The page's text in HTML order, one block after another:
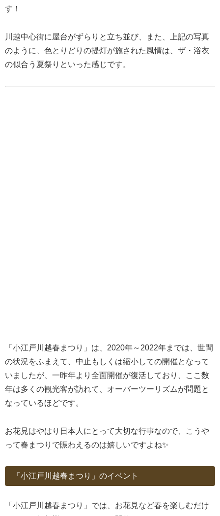
す！
川越中心街に屋台がずらりと立ち並び、また、上記の写真
のように、色とりどりの提灯が施された風情は、ザ・浴衣
の似合う夏祭りといった感じです。
「小江戸川越春まつり」は、2020年～2022年までは、世間
の状況をふまえて、中止もしくは縮小しての開催となって
いましたが、一昨年より全面開催が復活しており、ここ数
年は多くの観光客が訪れて、オーバーツーリズムが問題と
なっているほどです。
お花見はやはり日本人にとって大切な行事なので、こうや
って春まつりで賑わえるのは嬉しいですよね✨
「小江戸川越春まつり」のイベント
「小江戸川越春まつり」では、お花見など春を楽しむだけ